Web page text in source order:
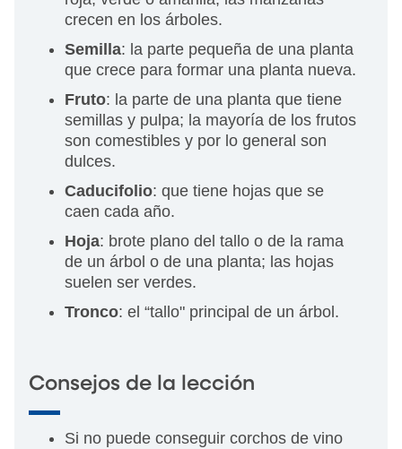
crecen en los árboles.
Semilla: la parte pequeña de una planta
que crece para formar una planta nueva.
Fruto: la parte de una planta que tiene
semillas y pulpa; la mayoría de los frutos
son comestibles y por lo general son
dulces.
Caducifolio: que tiene hojas que se
caen cada año.
Hoja: brote plano del tallo o de la rama
de un árbol o de una planta; las hojas
suelen ser verdes.
Tronco: el “tallo" principal de un árbol.
Consejos de la lección
Si no puede conseguir corchos de vino